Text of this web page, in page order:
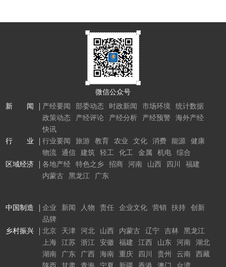
微信公众号
新 闻
产经要闻 部委动态 时政新闻 市场环境
统计数据
政策动态
产经评论 产经分析 产经预警
海外产经
快讯
行 业
行业要闻 旅游 教育 农业 文化 消费 能源
健康
物流
通信 建筑 轻工 化工 金属 机电
综合
区域经济
各地产经 特色之乡 招商 河南 山西 四川
福建
内蒙古
黑龙江 广东
中国制造 企业 新闻 人物 责任 企业文化 营销 扶持
创新
品牌
乡村振兴
北京 天津 河北 山西 内蒙古 辽宁 吉林
黑龙江
上海
江苏 浙江 安徽 福建 江西 山东 河南
湖北
湖南
广东 广西 海南 重庆 四川 贵州 云南
西藏